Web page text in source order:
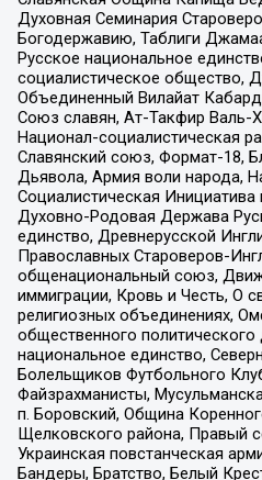
Духовная Семинария
Богодержавию, Таблиги
Русское национальное
социалистическое общество,
Объединенный Вилайат
Союз славян, Ат-Такфир Валь-
Национал-социалистическая
Славянский союз, Формат-18,
Дьявола, Армия воли народа,
Социалистическая Инициатива
Духовно-Родовая Держава
единство, Древнерусской
Православных Староверов-
общенациональный союз,
иммиграции, Кровь и Честь, О
религиозных объединениях,
общественного
национальное единство,
Болельщиков Футбольного
Файзрахманисты,
п. Боровский, Община
Щелковского района, Правый
Украинская повстанческая
Бандеры, Братство, Белый